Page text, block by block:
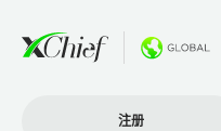
注册